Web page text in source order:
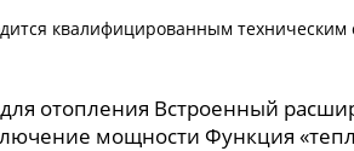
квалифицированным техническим
отопления Встроенный
мощности Функция